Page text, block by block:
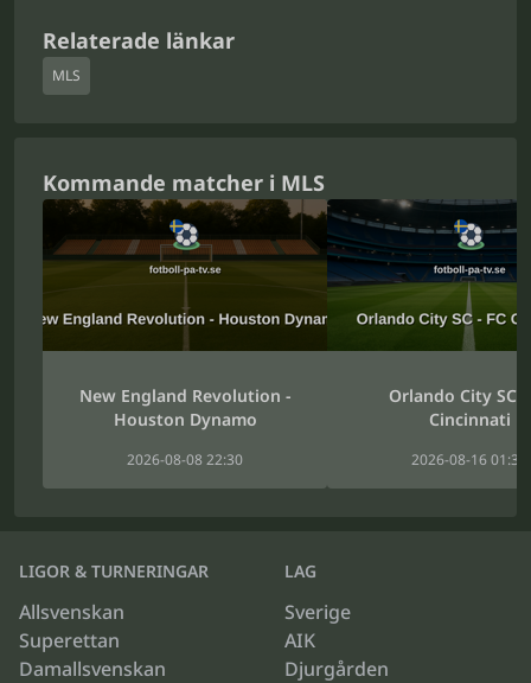
Relaterade länkar
MLS
Kommande matcher i MLS
New England Revolution -
Houston Dynamo
2026-08-08 22:30
Orlando City SC -
Cincinnati
2026-08-16 01:30
LIGOR & TURNERINGAR
Allsvenskan
Superettan
Damallsvenskan
LAG
Sverige
AIK
Djurgården